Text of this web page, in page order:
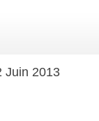
Juin 2013